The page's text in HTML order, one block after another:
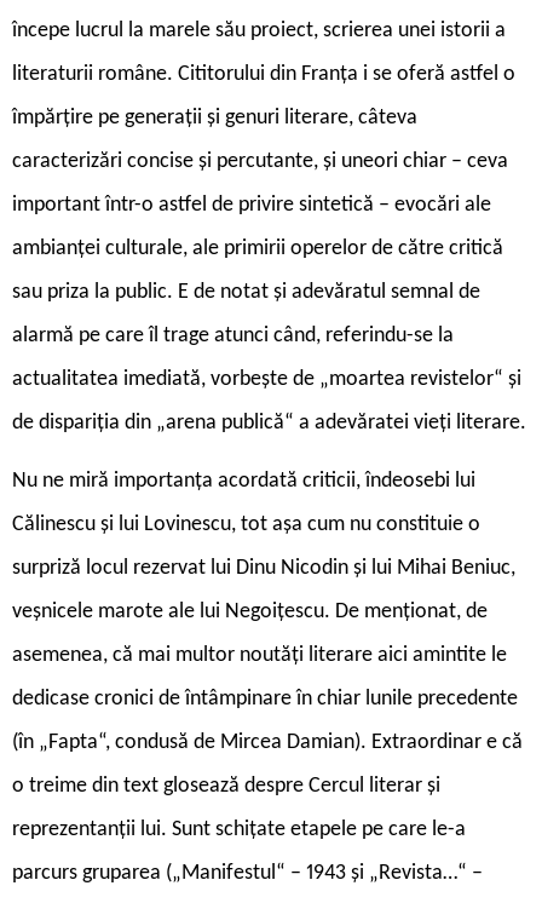
începe lucrul la marele său proiect, scrierea unei istorii a
literaturii române. Cititorului din Franţa i se oferă astfel o
împărţire pe generaţii şi genuri literare, câteva
caracterizări concise şi percutante, şi uneori chiar – ceva
important într-o astfel de privire sintetică – evocări ale
ambianţei culturale, ale primirii operelor de către critică
sau priza la public. E de notat şi adevăratul semnal de
alarmă pe care îl trage atunci când, referindu-se la
actualitatea imediată, vorbeşte de „moartea revistelor“ şi
de dispariţia din „arena publică“ a adevăratei vieţi literare.
Nu ne miră importanţa acordată criticii, îndeosebi lui
Călinescu şi lui Lovinescu, tot aşa cum nu constituie o
surpriză locul rezervat lui Dinu Nicodin şi lui Mihai Beniuc,
veşnicele marote ale lui Negoiţescu. De menţionat, de
asemenea, că mai multor noutăţi literare aici amintite le
dedicase cronici de întâmpinare în chiar lunile precedente
(în „Fapta“, condusă de Mircea Damian). Extraordinar e că
o treime din text glosează despre Cercul literar şi
reprezentanţii lui. Sunt schiţate etapele pe care le-a
parcurs gruparea („Manifestul“ – 1943 şi „Revista…“ –